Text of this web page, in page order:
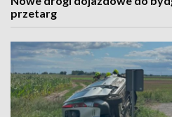
przetarg